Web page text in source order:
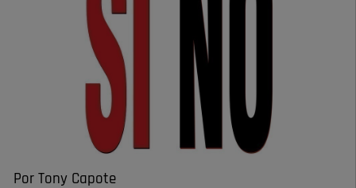
Por Tony Capote